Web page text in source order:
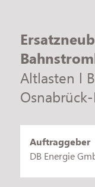
Altlasten l
Auftraggeber
DB Energie